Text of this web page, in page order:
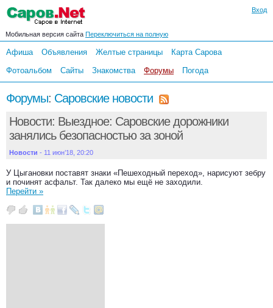
Вход
Мобильная версия сайта Переключиться на полную
Афиша Объявления Желтые страницы
Карта Сарова
Фотоальбом
Сайты Знакомства Форумы Погода
Форумы: Саровские новости
Новости: Выездное: Саровские дорожники
занялись безопасностью за зоной
Новости - 11 июн’18, 20:20
У Цыгановки поставят знаки «Пешеходный переход», нарисуют зебру
и починят асфальт. Так далеко мы ещё не заходили.
Перейти »